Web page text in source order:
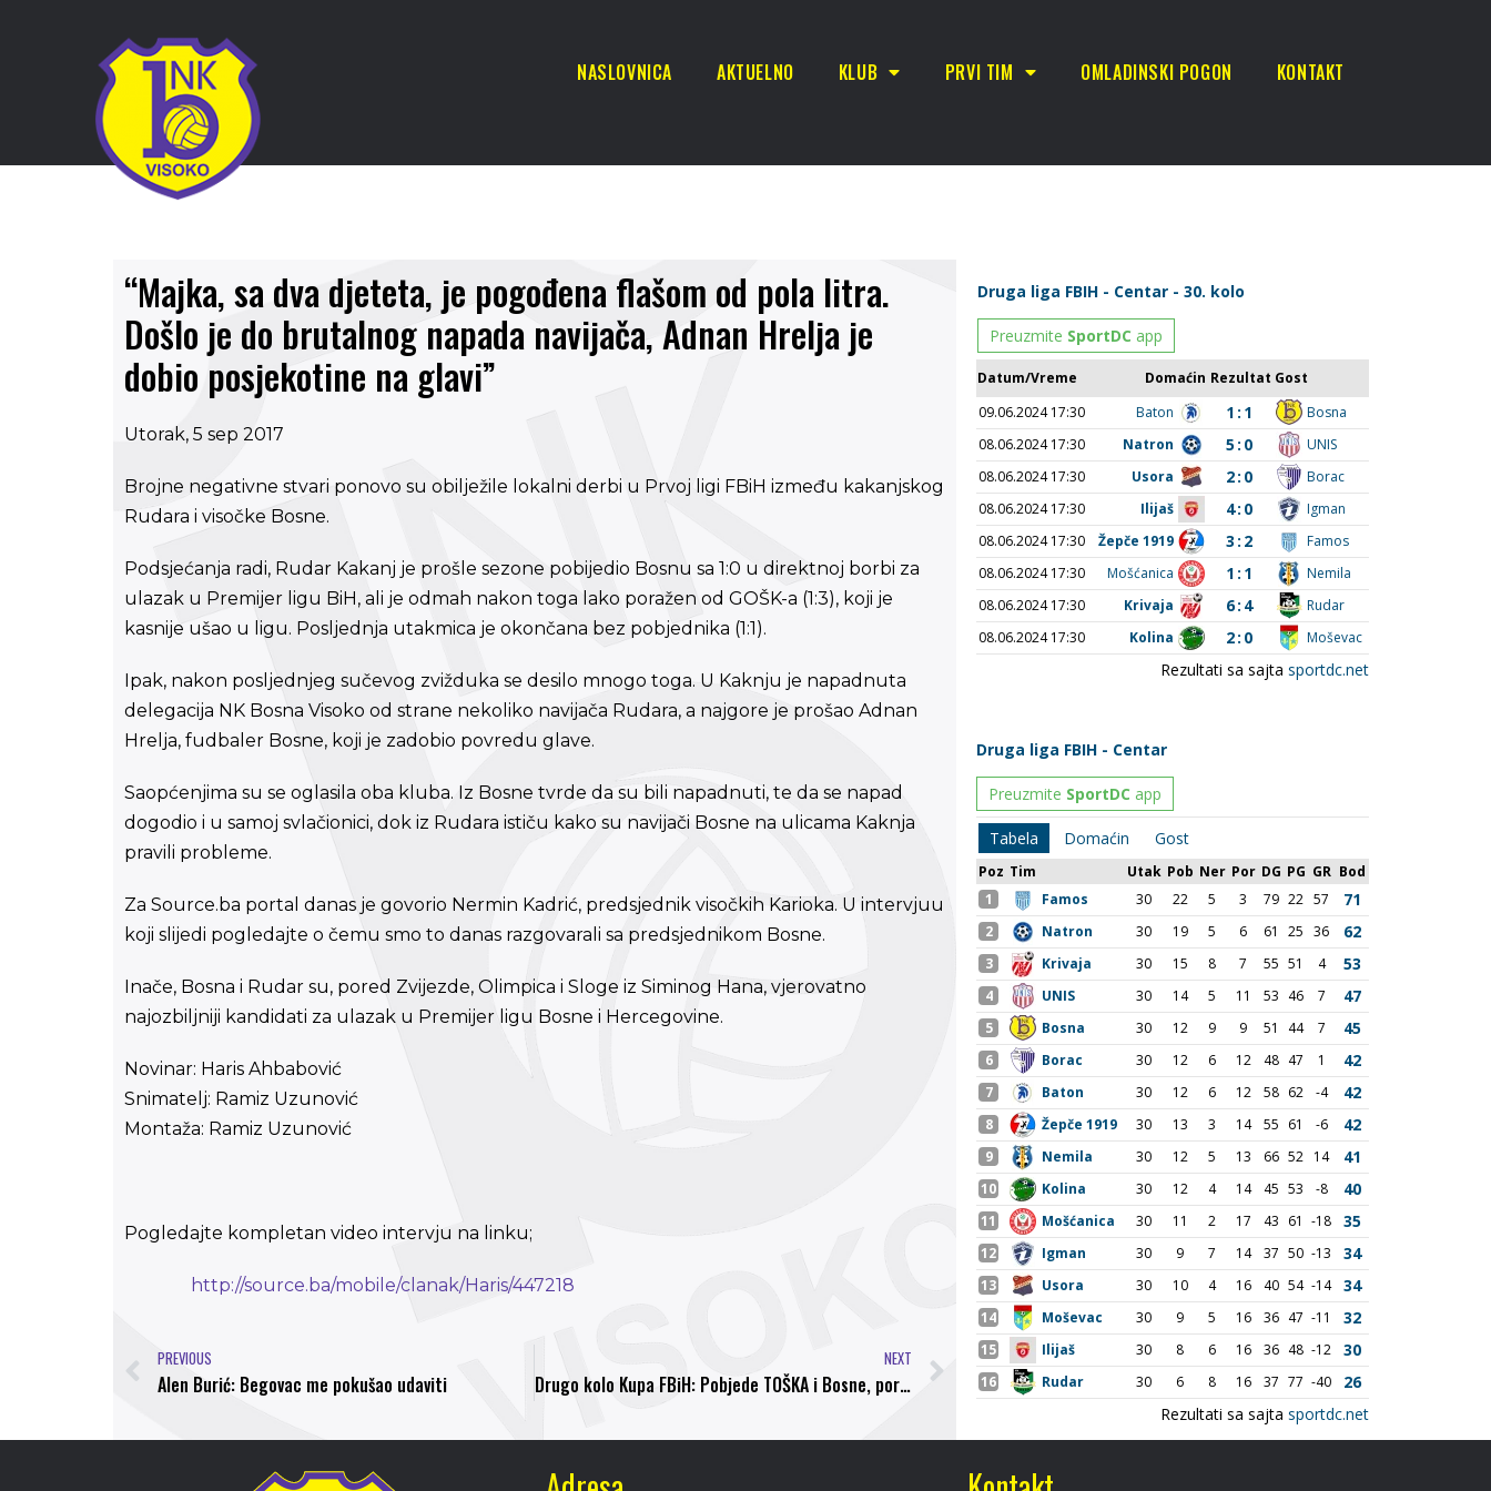
NASLOVNICA AKTUELNO KLUB PRVI TIM OMLADINSKI POGON KONTAKT
“Majka, sa dva djeteta, je pogođena flašom od pola litra.
Došlo je do brutalnog napada navijača, Adnan Hrelja je
dobio posjekotine na glavi”
Utorak, 5 sep 2017
Brojne negativne stvari ponovo su obilježile lokalni derbi u Prvoj ligi FBiH između kakanjskog
Rudara i visočke Bosne.
Podsjećanja radi, Rudar Kakanj je prošle sezone pobijedio Bosnu sa 1:0 u direktnoj borbi za
ulazak u Premijer ligu BiH, ali je odmah nakon toga lako poražen od GOŠK-a (1:3), koji je
kasnije ušao u ligu. Posljednja utakmica je okončana bez pobjednika (1:1).
Ipak, nakon posljednjeg sučevog zvižduka se desilo mnogo toga. U Kaknju je napadnuta
delegacija NK Bosna Visoko od strane nekoliko navijača Rudara, a najgore je prošao Adnan
Hrelja, fudbaler Bosne, koji je zadobio povredu glave.
Saopćenjima su se oglasila oba kluba. Iz Bosne tvrde da su bili napadnuti, te da se napad
dogodio i u samoj svlačionici, dok iz Rudara ističu kako su navijači Bosne na ulicama Kaknja
pravili probleme.
Za Source.ba portal danas je govorio Nermin Kadrić, predsjednik visočkih Karioka. U intervjuu
koji slijedi pogledajte o čemu smo to danas razgovarali sa predsjednikom Bosne.
Inače, Bosna i Rudar su, pored Zvijezde, Olimpica i Sloge iz Siminog Hana, vjerovatno
najozbiljniji kandidati za ulazak u Premijer ligu Bosne i Hercegovine.
Novinar: Haris Ahbabović
Snimatelj: Ramiz Uzunović
Montaža: Ramiz Uzunović
Pogledajte kompletan video intervju na linku;
http://source.ba/mobile/clanak/Haris/447218
PREVIOUS
Alen Burić: Begovac me pokušao udaviti
NEXT
Drugo kolo Kupa FBiH: Pobjede TOŠKA i Bosne, porazi Nemile i Rudara